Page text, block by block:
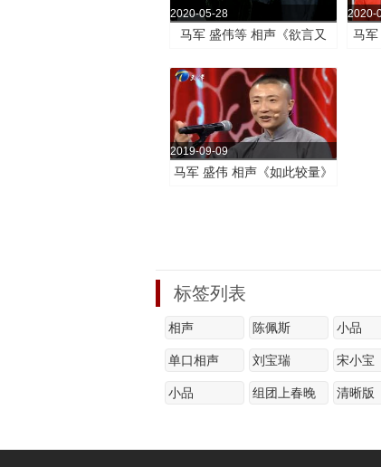
马军 盛伟等 相声《欲言又
2020-05-28
马军
2020-
马军 盛伟 相声《如此较量》
2019-09-09
标签列表
相声 陈佩斯 小品
单口相声 刘宝瑞 宋小宝
小品 组团上春晚 清晰版